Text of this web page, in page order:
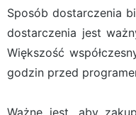
Sposób dostarczenia
dostarczenia jest
Większość
godzin przed